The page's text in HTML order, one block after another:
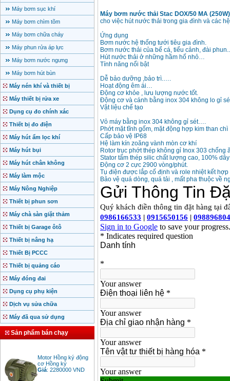
Máy bơm sục khí
Máy bơm chìm tõm
Máy bơm chữa cháy
Máy phun rửa áp lực
Máy bơm nước ngưng
Máy bơm hút bùn
Máy nén khí và thiết bị
Máy thiết bị rửa xe
Dụng cụ đo chính xác
Thiết bị đo điện
Máy hút ẩm lọc khí
Máy hút bụi
Máy hút chân không
Máy làm mộc
Máy Nông Nghiệp
Thiết bị phun sơn
Máy chà sàn giặt thảm
Thiết bị Garage ôtô
Thiết bị nâng hạ
Thiết Bị PCCC
Thiết bị quảng cáo
Máy đóng đai
Dụng cụ phụ kiện
Dịch vụ sửa chữa
Máy đã qua sử dụng
Sản phẩm bán chạy
Motor Hồng ký động
cơ Hồng ký
Giá :2280000
Máy bơm nước thải Stac DOX/50 MA (250W)
cho việc hút nước thải trong gia đình và các
Ứng dụng
Bơm nước hệ thống tưới tiêu gia đình.
Bơm nước thải của bể cá, tiểu cảnh, đài phun..
Hút nước thải ở những hầm hố nhỏ…
Tính năng nổi bật
Dễ bảo dưỡng ,bảo trì.….
Hoạt động êm ái…
Động cơ khỏe , lưu lượng nước tốt.
Động cơ và cánh bằng inox 304 không lo gỉ
Vật liệu chế tạo
Vỏ máy bằng inox 304 không gỉ sét….
Phớt mặt tĩnh gốm, mặt động hợp kim than chì
Cấp bảo vệ IP68
Hệ làm kín zoăng vành mòn cơ khí
Rotor trục phớt thép không gỉ Inox 303 chống
Stator tấm thép silic chất lượng cao, 100%
Động cơ 2 cực 2900 vòng/phút.
Tụ điện được lắp cố định và role nhiệt kết
Bảo vệ quá dòng, quá tải , mất pha thuộc về